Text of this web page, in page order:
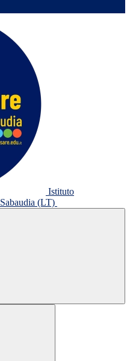
Istituto
Sabaudia (LT)